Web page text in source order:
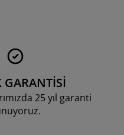
GARANTİSİ
25 yıl garanti